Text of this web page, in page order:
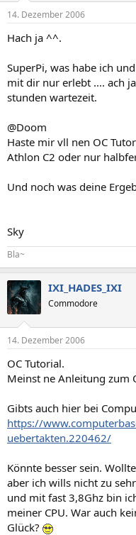
14. Dezember 2006
Hach ja ^^.
SuperPi, was habe ich
mit dir nur erlebt .... ach
stunden wartezeit.
@Doom
Haste mir vll nen OC
Athlon C2 oder nur
Und noch was deine
Sky
Bla~
IXI_HADES_IXI
Commodore
14. Dezember 2006
OC Tutorial.
Meinst ne Anleitung zum
Gibts auch hier bei
https://
uebertakten.220462/
Könnte besser sein.
aber ich wills nicht zu
und mit fast 3,8Ghz bin
meiner CPU. War auch
Glück?